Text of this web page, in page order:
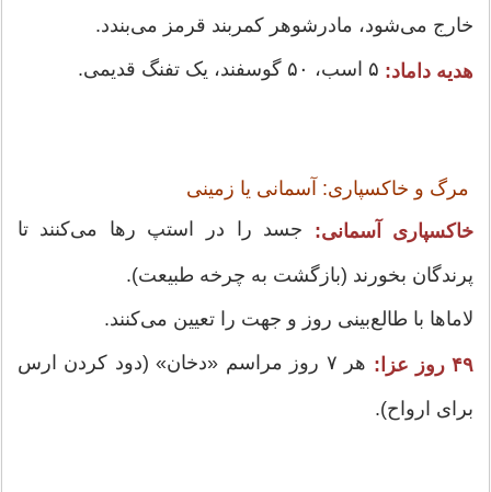
خارج می‌شود، مادرشوهر کمربند قرمز می‌بندد.
هدیه داماد: ۵ اسب، ۵۰ گوسفند، یک تفنگ قدیمی.
مرگ و خاکسپاری: آسمانی یا زمینی
خاکسپاری آسمانی:
جسد را در استپ رها می‌کنند تا
پرندگان بخورند (بازگشت به چرخه طبیعت).
لاماها با طالع‌بینی روز و جهت را تعیین می‌کنند.
۴۹ روز عزا: هر ۷ روز مراسم «دخان» (دود کردن ارس
برای ارواح).